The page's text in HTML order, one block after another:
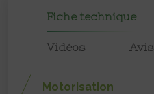
Fiche technique
Vidéos Avis
Motorisation